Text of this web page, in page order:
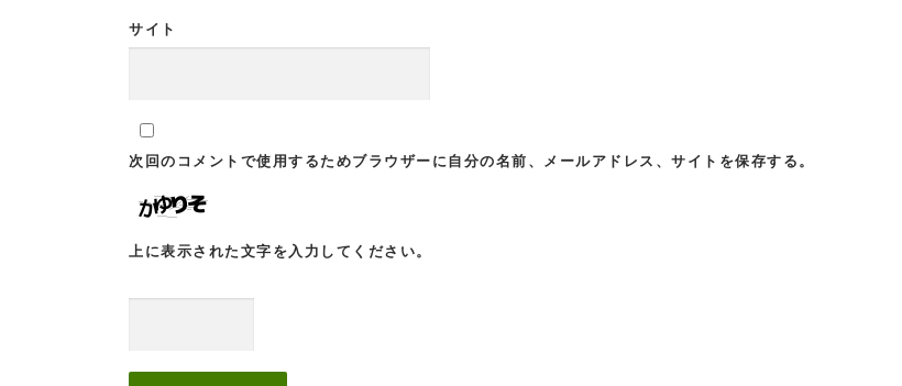
サイト
次回のコメントで使用するためブラウザーに自分の名前、メールアドレス、サイトを保存する。
上に表示された文字を入力してください。